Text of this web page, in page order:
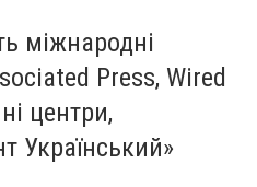
міжнародні
Press, Wired
центри,
Український»